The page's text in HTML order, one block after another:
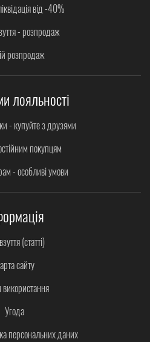
від -40%
- розпродаж
розпродаж
лояльності
- купуйте з друзями
покупцям
- особливі умови
(статті)
сайту
Угода
персональних даних